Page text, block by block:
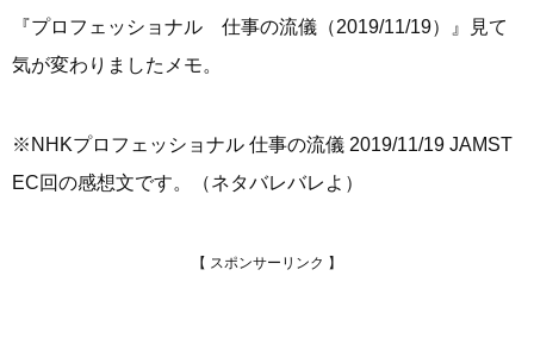
『プロフェッショナル 仕事の流儀（2019/11/19）』見て
気が変わりましたメモ。
※NHKプロフェッショナル 仕事の流儀 2019/11/19 JAMST
EC回の感想文です。（ネタバレバレよ）